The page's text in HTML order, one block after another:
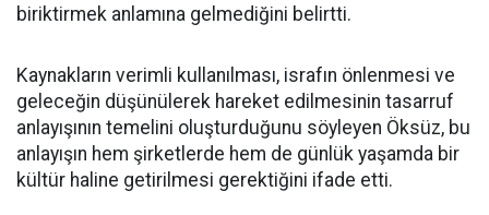
biriktirmek anlamına gelmediğini belirtti.
Kaynakların verimli kullanılması, israfın önlenmesi ve
geleceğin düşünülerek hareket edilmesinin tasarruf
anlayışının temelini oluşturduğunu söyleyen Öksüz, bu
anlayışın hem şirketlerde hem de günlük yaşamda bir
kültür haline getirilmesi gerektiğini ifade etti.